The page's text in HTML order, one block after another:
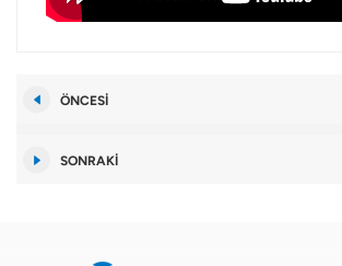
ÖNCESI
SONRAKI